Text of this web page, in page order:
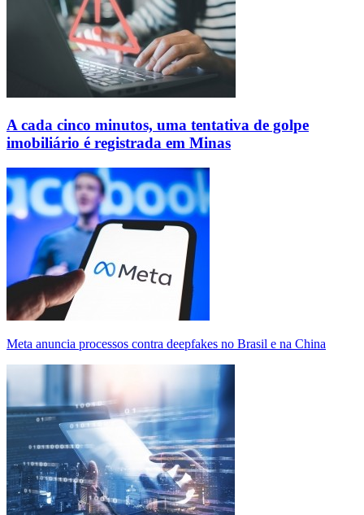
A cada cinco minutos, uma tentativa de golpe
imobiliário é registrada em Minas
Meta anuncia processos contra deepfakes no Brasil e na China